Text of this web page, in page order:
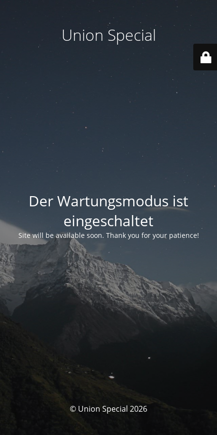
Union Special
Der Wartungsmodus ist
eingeschaltet
Site will be available soon. Thank you for your patience!
© Union Special 2026